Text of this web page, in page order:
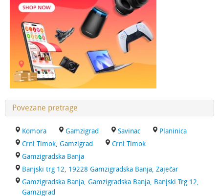
Povezane pretrage
Komora Gamzigrad Savinac
Planinica
Crni Timok, Gamzigrad
Crni Timok
Gamzigradska Banja
Banjski trg 12, 19228 Gamzigradska Banja, Zaječar
Gamzigradska Banja, Gamzigradska Banja, Banjski Trg 12,
Gamzigrad